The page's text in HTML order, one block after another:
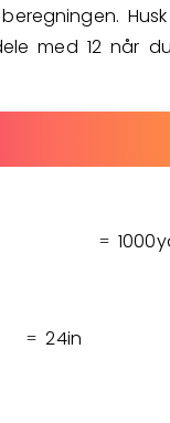
med 12 når
= 1000
= 24in